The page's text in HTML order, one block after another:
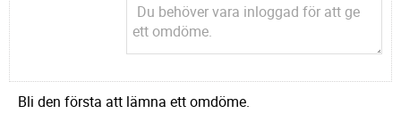
Bli den första att lämna ett omdöme.